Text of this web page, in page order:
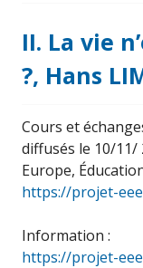
II. La vie
?, Hans
Cours et
diffusés le 10/
Europe,
https://projet-
Information :
https://projet-